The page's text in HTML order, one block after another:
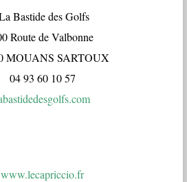
Bastide des Golfs
Route de Valbonne
MOUANS SARTOUX
04 93 60 10 57
www.lecapriccio.fr